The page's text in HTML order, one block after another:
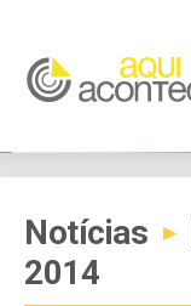
Notícias ▸
2014